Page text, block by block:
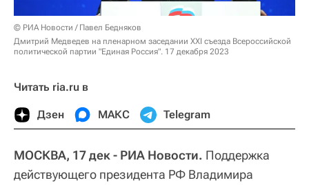
© РИА Новости / Павел Бедняков
Дмитрий Медведев на пленарном заседании XXI съезда Всероссийской
политической партии "Единая Россия". 17 декабря 2023
Читать ria.ru в
Дзен МАКС Telegram
МОСКВА, 17 дек - РИА Новости. Поддержка
действующего президента РФ Владимира